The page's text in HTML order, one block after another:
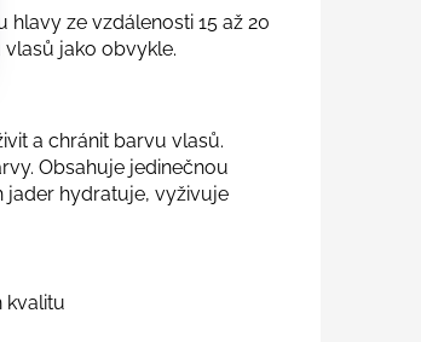
hlavy ze vzdálenosti 15 až 20
jako obvykle.
a chránit barvu vlasů.
Obsahuje jedinečnou
jader hydratuje, vyživuje
kvalitu